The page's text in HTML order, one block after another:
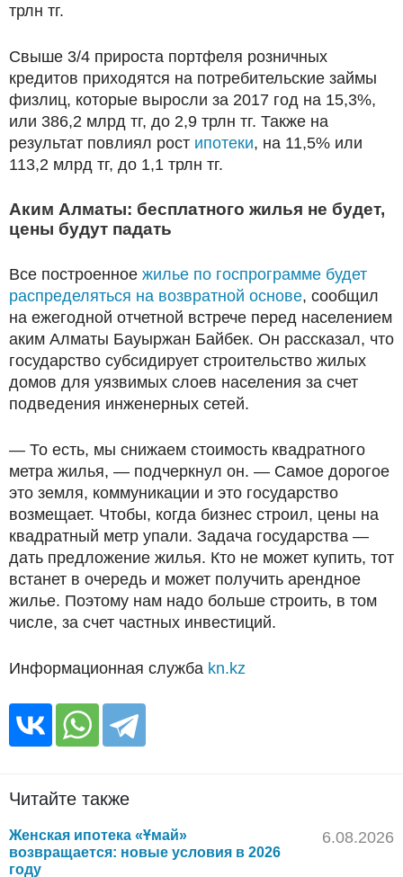
трлн тг.
Свыше 3/4 прироста портфеля розничных
кредитов приходятся на потребительские займы
физлиц, которые выросли за 2017 год на 15,3%,
или 386,2 млрд тг, до 2,9 трлн тг. Также на
результат повлиял рост ипотеки, на 11,5% или
113,2 млрд тг, до 1,1 трлн тг.
Аким Алматы: бесплатного жилья не будет,
цены будут падать
Все построенное жилье по госпрограмме будет
распределяться на возвратной основе, сообщил
на ежегодной отчетной встрече перед населением
аким Алматы Бауыржан Байбек. Он рассказал, что
государство субсидирует строительство жилых
домов для уязвимых слоев населения за счет
подведения инженерных сетей.
— То есть, мы снижаем стоимость квадратного
метра жилья, — подчеркнул он. — Самое дорогое
это земля, коммуникации и это государство
возмещает. Чтобы, когда бизнес строил, цены на
квадратный метр упали. Задача государства —
дать предложение жилья. Кто не может купить, тот
встанет в очередь и может получить арендное
жилье. Поэтому нам надо больше строить, в том
числе, за счет частных инвестиций.
Информационная служба kn.kz
Читайте также
Женская ипотека «Ұмай»
возвращается: новые условия в 2026
году
6.08.2026